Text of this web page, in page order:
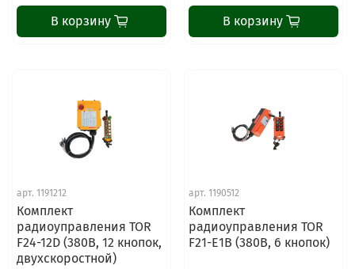
В корзину В корзину
арт. 1191212
Комплект
радиоуправления TOR
F24-12D (380В, 12 кнопок,
двухскоростной)
арт. 1190512
Комплект
радиоуправления TOR
F21-E1B (380В, 6 кнопок)